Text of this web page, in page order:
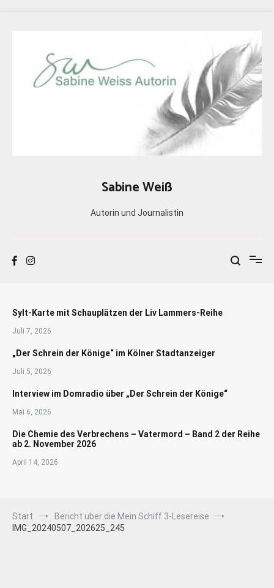
Sabine Weiß
Autorin und Journalistin
Sylt-Karte mit Schauplätzen der Liv Lammers-Reihe
Juli 7, 2026
„Der Schrein der Könige“ im Kölner Stadtanzeiger
Juli 5, 2026
Interview im Domradio über „Der Schrein der Könige“
Mai 6, 2026
Die Chemie des Verbrechens – Vatermord – Band 2 der Reihe
ab 2. November 2026
April 14, 2026
Start
Bericht über die Mein Schiff 3-Lesereise
IMG_20240507_202625_245